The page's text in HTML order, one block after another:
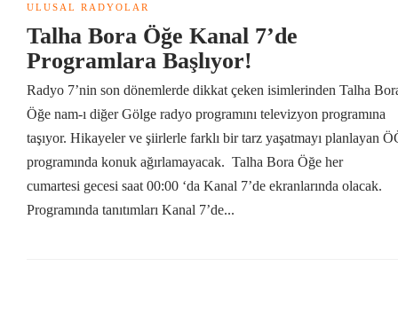
ULUSAL RADYOLAR
Talha Bora Öğe Kanal 7’de
Programlara Başlıyor!
Radyo 7’nin son dönemlerde dikkat çeken isimlerinden Talha
Öğe nam-ı diğer Gölge radyo programını televizyon programına
taşıyor. Hikayeler ve şiirlerle farklı bir tarz yaşatmayı planlayan
programında konuk ağırlamayacak. Talha Bora Öğe her
cumartesi gecesi saat 00:00 ‘da Kanal 7’de ekranlarında olacak.
Programında tanıtımları Kanal 7’de...